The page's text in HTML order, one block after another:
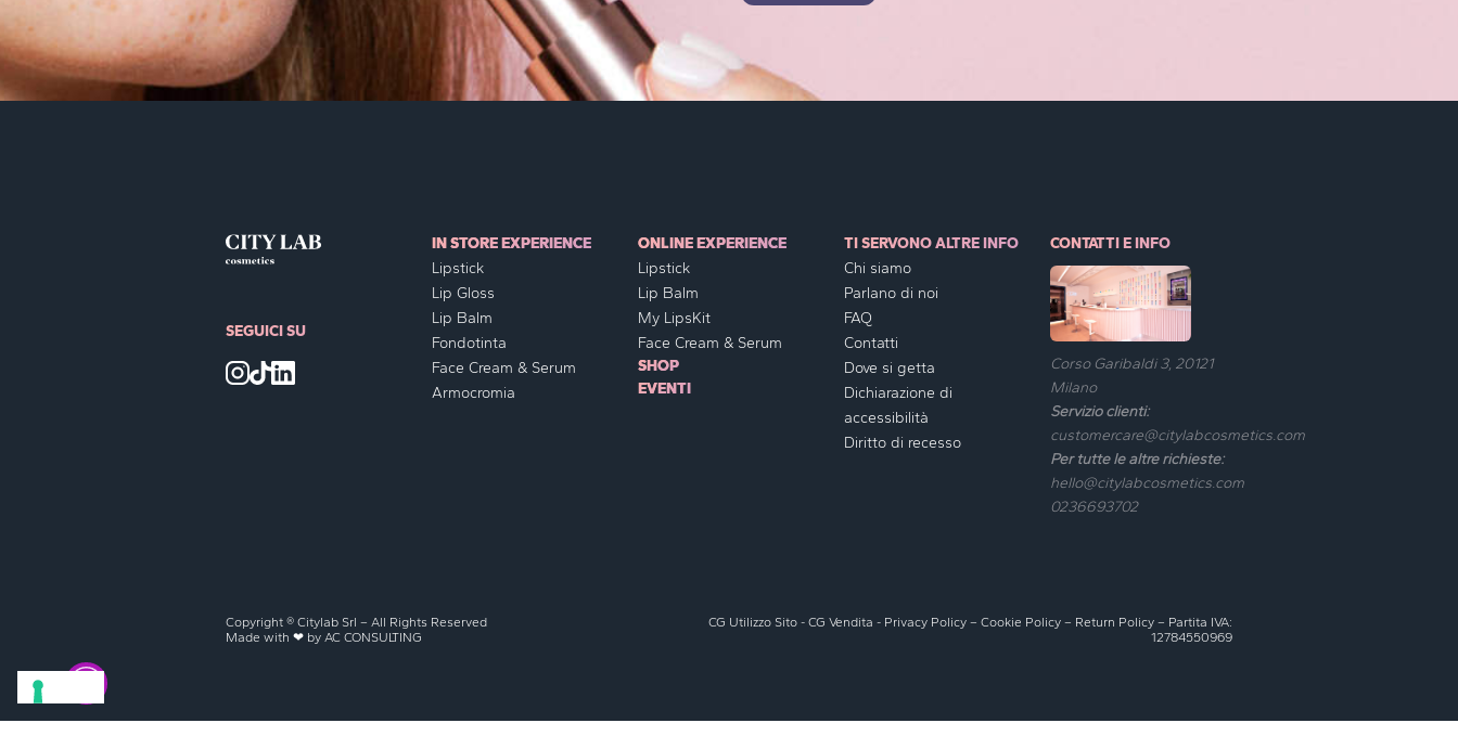
SEGUICI SU
IN STORE EXPERIENCE
Lipstick
Lip Gloss
Lip Balm
Fondotinta
Face Cream & Serum
Armocromia
ONLINE EXPERIENCE
Lipstick
Lip Balm
My LipsKit
Face Cream & Serum
SHOP
EVENTI
TI SERVONO ALTRE INFO
Chi siamo
Parlano di noi
FAQ
Contatti
Dove si getta
Dichiarazione di
accessibilità
Diritto di recesso
CONTATTI E INFO
Corso Garibaldi 3, 20121
Milano
Servizio clienti:
customercare@citylabcosmetics.com
Per tutte le altre richieste:
hello@citylabcosmetics.com
0236693702
Copyright ® Citylab Srl – All Rights Reserved
Made with ❤ byAC CONSULTING
CG Utilizzo Sito- CG Vendita - Privacy Policy– Cookie Policy– Return Policy– Partita IVA:
12784550969